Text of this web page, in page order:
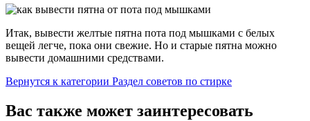
Итак, вывести желтые пятна пота под мышками с белых
вещей легче, пока они свежие. Но и старые пятна можно
вывести домашними средствами.
Вернутся к категории Раздел советов по стирке
Вас также может заинтересовать